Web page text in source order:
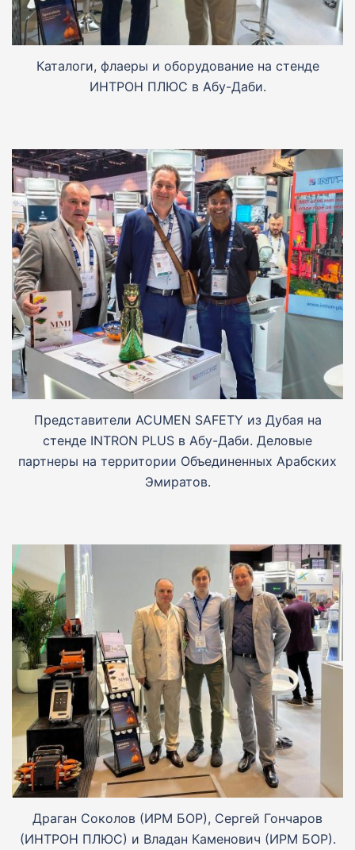
Каталоги, флаеры и оборудование на стенде
ИНТРОН ПЛЮС в Абу-Даби.
Представители ACUMEN SAFETY из Дубая на
стенде INTRON PLUS в Абу-Даби. Деловые
партнеры на территории Объединенных Арабских
Эмиратов.
Драган Соколов (ИРМ БОР), Сергей Гончаров
(ИНТРОН ПЛЮС) и Владан Каменович (ИРМ БОР).